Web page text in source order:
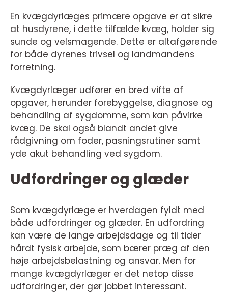
En kvægdyrlæges primære opgave er at sikre
at husdyrene, i dette tilfælde kvæg, holder sig
sunde og velsmagende. Dette er altafgørende
for både dyrenes trivsel og landmandens
forretning.
Kvægdyrlæger udfører en bred vifte af
opgaver, herunder forebyggelse, diagnose og
behandling af sygdomme, som kan påvirke
kvæg. De skal også blandt andet give
rådgivning om foder, pasningsrutiner samt
yde akut behandling ved sygdom.
Udfordringer og glæder
Som kvægdyrlæge er hverdagen fyldt med
både udfordringer og glæder. En udfordring
kan være de lange arbejdsdage og til tider
hårdt fysisk arbejde, som bærer præg af den
høje arbejdsbelastning og ansvar. Men for
mange kvægdyrlæger er det netop disse
udfordringer, der gør jobbet interessant.